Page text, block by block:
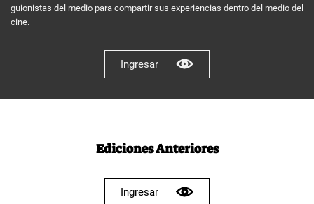
guionistas del medio para compartir sus experiencias dentro del medio del
cine.
Ingresar
Ediciones Anteriores
Ingresar